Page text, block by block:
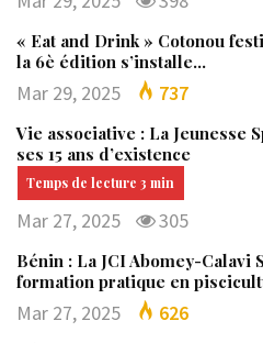
« Eat and Drink » Cotonou
la 6è édition s’installe…
Mar 29, 2025 737
Vie associative : La Jeunesse
ses 15 ans d’existence
Mar 27, 2025 305
Bénin : La JCI Abomey-Calavi
formation pratique en
Mar 27, 2025 626